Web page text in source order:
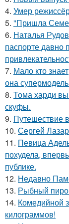
4. Умер
5. "Пришла
6. Наталья
паспорте давно
7. Мало кто
она
8. Тома харди
скуфы.
9. Путешествие
10. Сергей
11. Певица
похудела,
публике.
12. Недавно
13. Рыбный
14. Комедийной
килограммов!